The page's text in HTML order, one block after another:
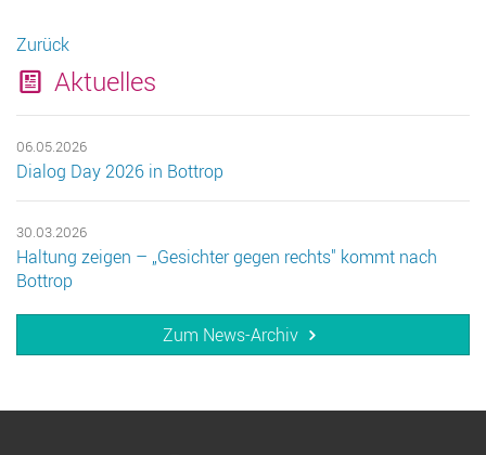
Zurück
Aktuelles
06.05.2026
Dialog Day 2026 in Bottrop
30.03.2026
Haltung zeigen – „Gesichter gegen rechts" kommt nach
Bottrop
Zum News-Archiv